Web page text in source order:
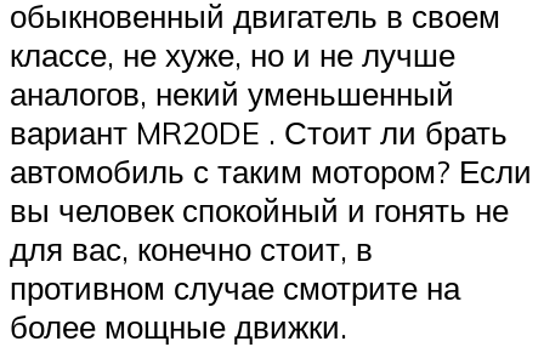
обыкновенный двигатель в своем
классе, не хуже, но и не лучше
аналогов, некий уменьшенный
вариант MR20DE . Стоит ли брать
автомобиль с таким мотором? Если
вы человек спокойный и гонять не
для вас, конечно стоит, в
противном случае смотрите на
более мощные движки.